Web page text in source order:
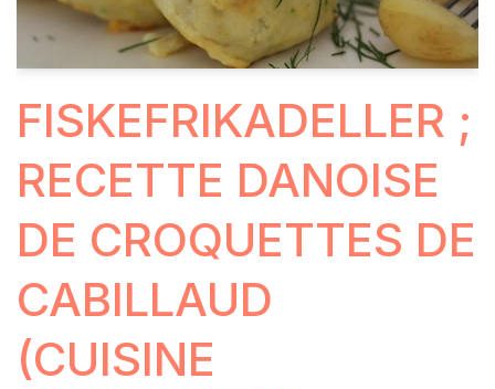
FISKEFRIKADELLER ;
RECETTE DANOISE
DE CROQUETTES DE
CABILLAUD
(CUISINE